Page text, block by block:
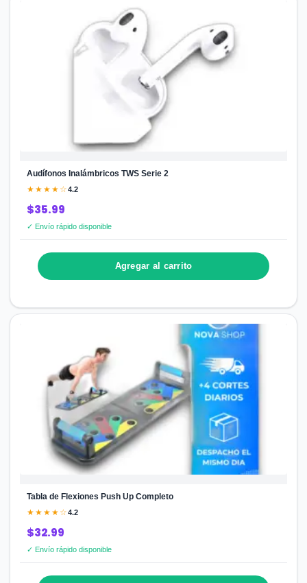
Audífonos Inalámbricos TWS Serie 2
★★★★☆4.2
$35.99
✓ Envío rápido disponible
Agregar al carrito
Tabla de Flexiones Push Up Completo
★★★★☆4.2
$32.99
✓ Envío rápido disponible